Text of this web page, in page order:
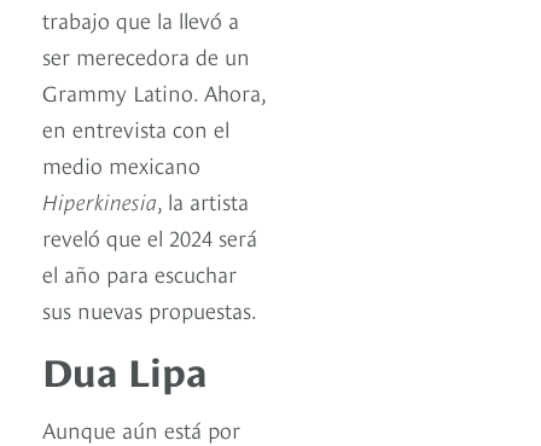
trabajo que la llevó a
ser merecedora de un
Grammy Latino. Ahora,
en entrevista con el
medio mexicano
Hiperkinesia, la artista
reveló que el 2024 será
el año para escuchar
sus nuevas propuestas.
Dua Lipa
Aunque aún está por